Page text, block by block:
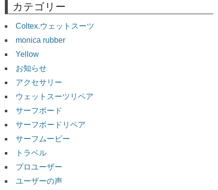
カテゴリー
Coltex.ウェットスーツ
monica rubber
Yellow
お知らせ
アクセサリー
ウェットスーツリペア
サーフボード
サーフボードリペア
サーフムービー
トラベル
プロユーザー
ユーザーの声